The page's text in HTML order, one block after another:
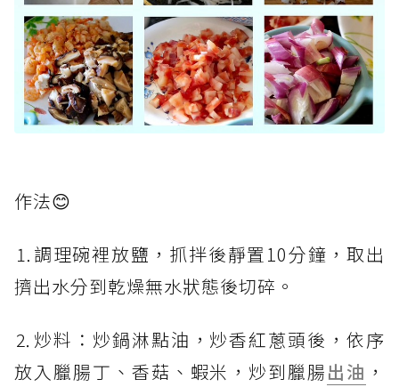
作法😊
⒈調理碗裡放鹽，抓拌後靜置10分鐘，取出
擠出水分到乾燥無水狀態後切碎。
⒉炒料：炒鍋淋點油，炒香紅蔥頭後，依序
放入臘腸丁、香菇、蝦米，炒到臘腸出油 ，